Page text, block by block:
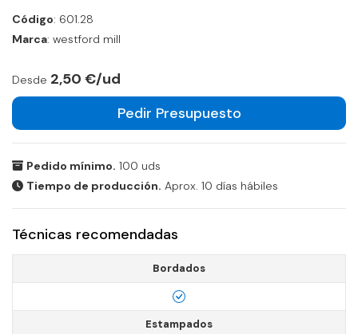
Código: 601.28
Marca: westford mill
Desde 2,50 €/ud
Pedir Presupuesto
Pedido mínimo. 100 uds
Tiempo de producción. Aprox. 10 días hábiles
Técnicas recomendadas
Bordados
Estampados